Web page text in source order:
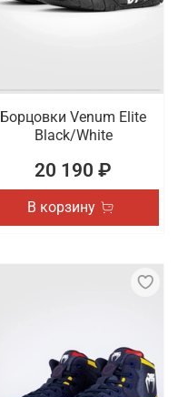
Борцовки Venum Elite
Black/White
20 190 ₽
В корзину